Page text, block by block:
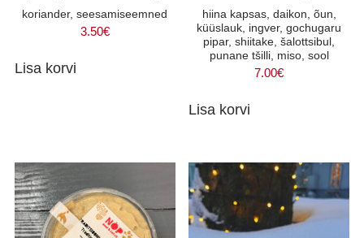
koriander, seesamiseemned
3.50€
Lisa korvi
hiina kapsas, daikon, õun,
küüslauk, ingver, gochugaru
pipar, shiitake, šalottsibul,
punane tšilli, miso, sool
7.00€
Lisa korvi